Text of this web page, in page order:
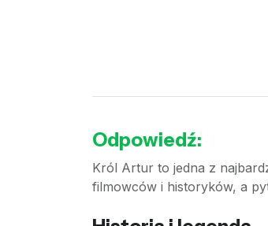
Odpowiedź:
Król Artur to jedna z
filmowców i historyków, a